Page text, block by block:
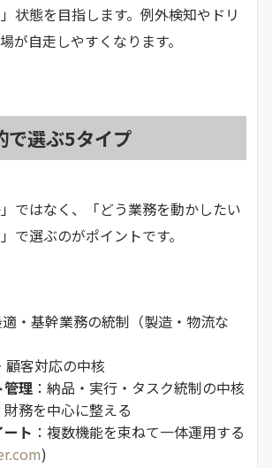
状態を目指します。例外検知やドリ
が自走しやすくなります。
で選ぶ5タイプ
」ではなく、「どう業務を動かしたい
で選ぶのがポイントです。
適・基幹業務の統制（製造・物流な
顧客対応の中核
管理 ：納品・実行・タスク統制の中核
財務を中心に整える
ト ：複数機能を束ねて一体運用する
)